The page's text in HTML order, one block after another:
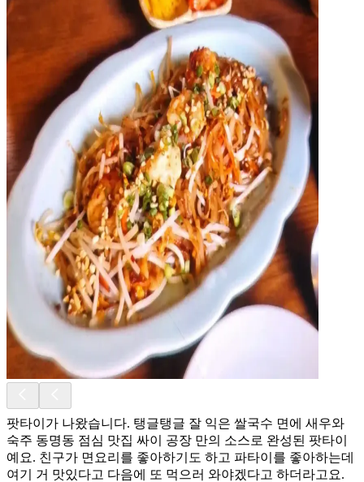
팟타이가 나왔습니다. 탱글탱글 잘 익은 쌀국수 면에 새우와
숙주 동명동 점심 맛집 싸이 공장 만의 소스로 완성된 팟타이
예요. 친구가 면요리를 좋아하기도 하고 파타이를 좋아하는데
여기 거 맛있다고 다음에 또 먹으러 와야겠다고 하더라고요.